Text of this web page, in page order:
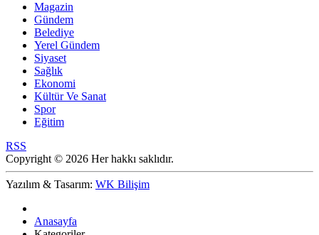
Magazin
Gündem
Belediye
Yerel Gündem
Siyaset
Sağlık
Ekonomi
Kültür Ve Sanat
Spor
Eğitim
RSS
Copyright © 2026 Her hakkı saklıdır.
Yazılım & Tasarım: WK Bilişim
Anasayfa